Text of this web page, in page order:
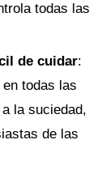
todas las
de cuidar:
todas las
la suciedad,
de las